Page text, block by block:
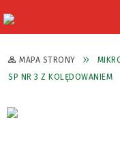
MAPA STRONY
SP NR 3 Z KOLĘDOWANIEM